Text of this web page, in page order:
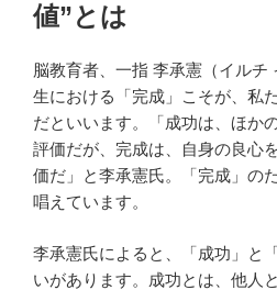
値”とは
脳教育者、一指 李承憲（イルチ
生における「完成」こそが、私
だといいます。「成功は、ほか
評価だが、完成は、自身の良心
価だ」と李承憲氏。「完成」の
唱えています。
李承憲氏によると、「成功」と
いがあります。成功とは、他人